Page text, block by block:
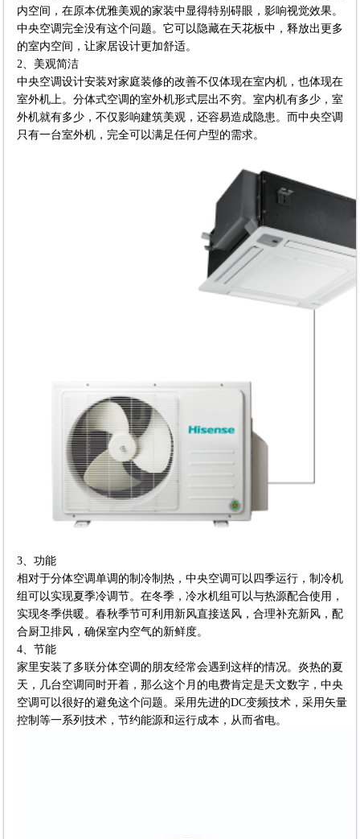
内空间，在原本优雅美观的家装中显得特别碍眼，影响视觉效果。
中央空调完全没有这个问题。它可以隐藏在天花板中，释放出更多
的室内空间，让家居设计更加舒适。
2、美观简洁
中央空调设计安装对家庭装修的改善不仅体现在室内机，也体现在
室外机上。分体式空调的室外机形式层出不穷。室内机有多少，室
外机就有多少，不仅影响建筑美观，还容易造成隐患。而中央空调
只有一台室外机，完全可以满足任何户型的需求。
3、功能
相对于分体空调单调的制冷制热，中央空调可以四季运行，制冷机
组可以实现夏季冷调节。在冬季，冷水机组可以与热源配合使用，
实现冬季供暖。春秋季节可利用新风直接送风，合理补充新风，配
合厨卫排风，确保室内空气的新鲜度。
4、节能
家里安装了多联分体空调的朋友经常会遇到这样的情况。炎热的夏
天，几台空调同时开着，那么这个月的电费肯定是天文数字，中央
空调可以很好的避免这个问题。采用先进的DC变频技术，采用矢量
控制等一系列技术，节约能源和运行成本，从而省电。